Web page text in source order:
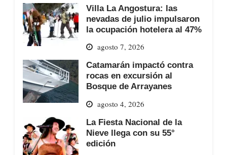
Villa La Angostura: las
nevadas de julio impulsaron
la ocupación hotelera al 47%
agosto 7, 2026
Catamarán impactó contra
rocas en excursión al
Bosque de Arrayanes
agosto 4, 2026
La Fiesta Nacional de la
Nieve llega con su 55°
edición